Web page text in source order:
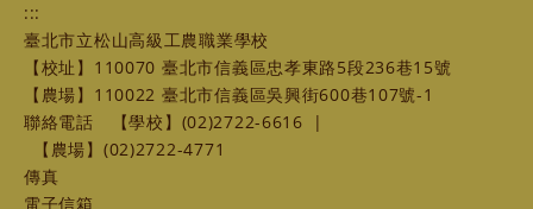
:::
臺北市立松山高級工農職業學校
【校址】110070 臺北市信義區忠孝東路5段236巷15號
【農場】110022 臺北市信義區吳興街600巷107號-1
聯絡電話
【學校】(02)2722-6616
|
【農場】(02)2722-4771
傳真
電子信箱